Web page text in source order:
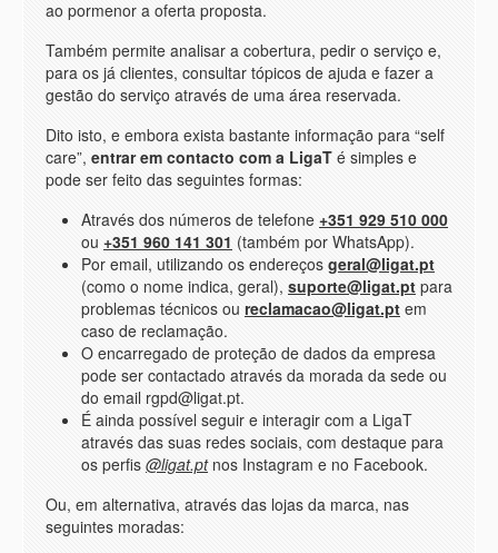
ao pormenor a oferta proposta.
Também permite analisar a cobertura, pedir o serviço e,
para os já clientes, consultar tópicos de ajuda e fazer a
gestão do serviço através de uma área reservada.
Dito isto, e embora exista bastante informação para “self
care”, entrar em contacto com a LigaT é simples e
pode ser feito das seguintes formas:
Através dos números de telefone +351 929 510 000
ou +351 960 141 301 (também por WhatsApp).
Por email, utilizando os endereços geral@ligat.pt
(como o nome indica, geral), suporte@ligat.pt para
problemas técnicos ou reclamacao@ligat.pt em
caso de reclamação.
O encarregado de proteção de dados da empresa
pode ser contactado através da morada da sede ou
do email rgpd@ligat.pt.
É ainda possível seguir e interagir com a LigaT
através das suas redes sociais, com destaque para
os perfis @ligat.ptnos Instagram e no Facebook.
Ou, em alternativa, através das lojas da marca, nas
seguintes moradas: